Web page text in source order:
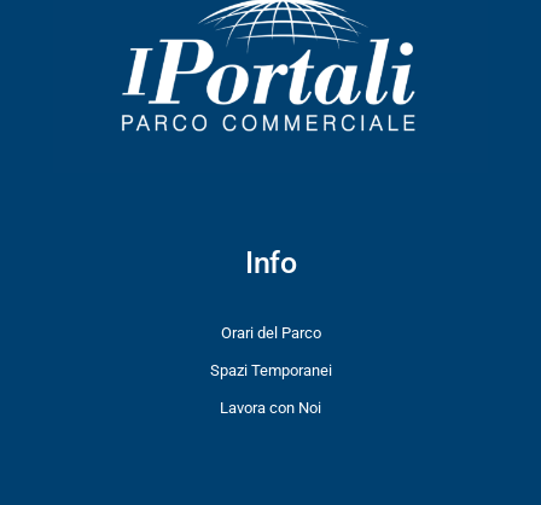
Info
Orari del Parco
Spazi Temporanei
Lavora con Noi